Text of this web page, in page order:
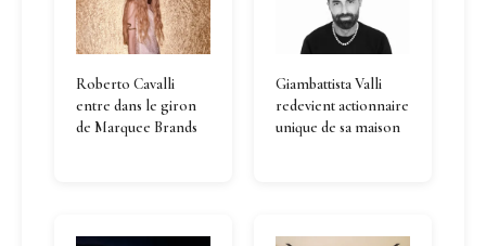
Roberto Cavalli
entre dans le giron
de Marquee Brands
Giambattista Valli
redevient actionnaire
unique de sa maison